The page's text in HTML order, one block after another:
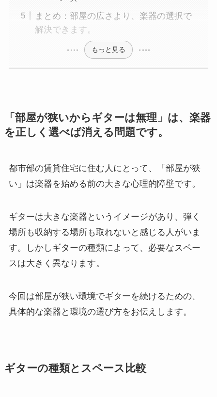
まとめ：部屋の広さより、楽器の選択で
解決できます。
もっと見る
「部屋が狭いからギターは無理」は、楽器
を正しく選べば消える問題です。
都市部の賃貸住宅に住む人にとって、「部屋が狭
い」は楽器を始める前の大きな心理的障壁です。
ギターは大きな楽器というイメージがあり、弾く
場所も収納する場所も取れないと感じる人がいま
す。しかしギターの種類によって、必要なスペー
スは大きく異なります。
今回は部屋が狭い環境でギターを続けるための、
具体的な楽器と環境の選び方をお伝えします。
ギターの種類とスペース比較